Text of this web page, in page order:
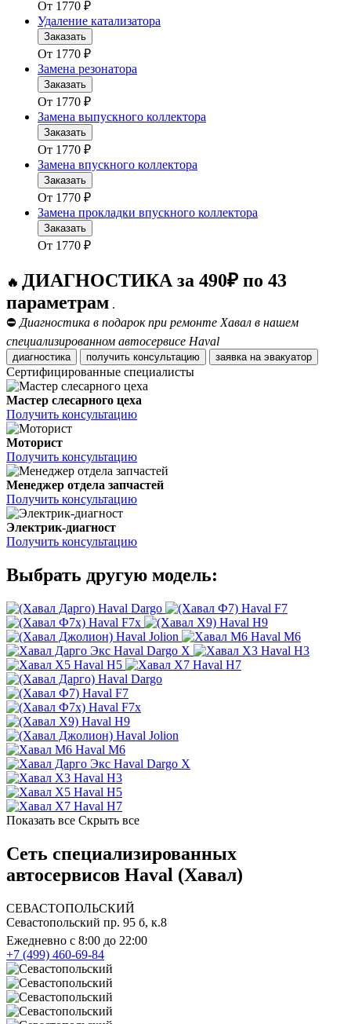
От 1770 ₽
Удаление катализатора
Заказать
От 1770 ₽
Замена резонатора
Заказать
От 1770 ₽
Замена выпускного коллектора
Заказать
От 1770 ₽
Замена впускного коллектора
Заказать
От 1770 ₽
Замена прокладки впускного коллектора
Заказать
От 1770 ₽
🔥 ДИАГНОСТИКА за 490₽ по 43
параметрам .
⛔ Диагностика в подарок при ремонте Хавал в нашем
специализированном автосервисе Haval
диагностика получить консультацию заявка на эвакуатор
Сертифицированные специалисты
Мастер слесарного цеха
Получить консультацию
Моторист
Получить консультацию
Менеджер отдела запчастей
Получить консультацию
Электрик-диагност
Получить консультацию
Выбрать другую модель:
Haval Dargo
Haval F7
Haval F7x
Haval H9
Haval Jolion
Haval M6
Haval Dargo X
Haval H3
Haval H5
Haval H7
Haval Dargo
Haval F7
Haval F7x
Haval H9
Haval Jolion
Haval M6
Haval Dargo X
Haval H3
Haval H5
Haval H7
Показать все Скрыть все
Сеть специализированных
автосервисов Haval (Хавал)
СЕВАСТОПОЛЬСКИЙ
Севастопольский пр. 95 б, к.8
Ежедневно с 8:00 до 22:00
+7 (499) 460-69-84